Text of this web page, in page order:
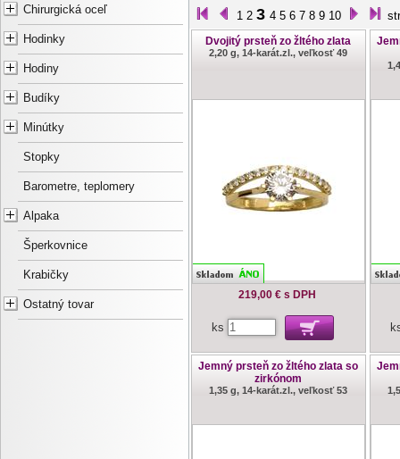
Chirurgická oceľ
Hodinky
Hodiny
Budíky
Minútky
Stopky
Barometre, teplomery
Alpaka
Šperkovnice
Krabičky
Ostatný tovar
1 2 3 4 5 6 7 8 9 10
Dvojitý prsteň zo žltého zlata
2,20 g, 14-karát.zl., veľkosť 49
219,00 €s DPH
ks
Jemný prsteň zo žltého zlata so
zirkónom
1,35 g, 14-karát.zl., veľkosť 53